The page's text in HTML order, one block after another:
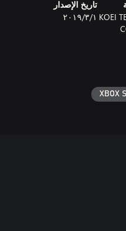
KOEI
تاريخ الإصدار
١‏/٣‏/٢٠١٩
XBOX